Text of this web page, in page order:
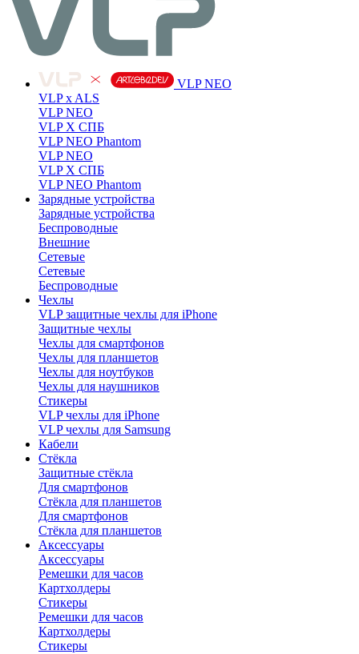
VLP NEO
VLP x ALS
VLP NEO
VLP X СПБ
VLP NEO Phantom
VLP NEO
VLP X СПБ
VLP NEO Phantom
Зарядные устройства
Зарядные устройства
Беспроводные
Внешние
Сетевые
Сетевые
Беспроводные
Чехлы
VLP защитные чехлы для iPhone
Защитные чехлы
Чехлы для смартфонов
Чехлы для планшетов
Чехлы для ноутбуков
Чехлы для наушников
Стикеры
VLP чехлы для iPhone
VLP чехлы для Samsung
Кабели
Стёкла
Защитные стёкла
Для смартфонов
Стёкла для планшетов
Для смартфонов
Стёкла для планшетов
Аксессуары
Аксессуары
Ремешки для часов
Картхолдеры
Стикеры
Ремешки для часов
Картхолдеры
Стикеры